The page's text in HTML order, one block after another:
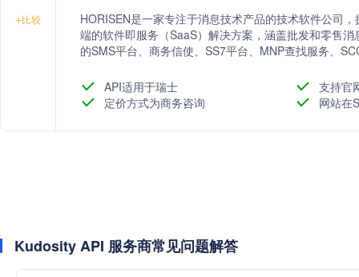
+比较
HORISEN是一家专注于消息技术产品的技术软件公司
端的软件即服务（SaaS）解决方案，涵盖批发和零售
的SMS平台、商务信使、SS7平台、MNP查找服务、
API适用于瑞士
支持官
定价方式为商务咨询
网站在
Kudosity API 服务商常见问题解答